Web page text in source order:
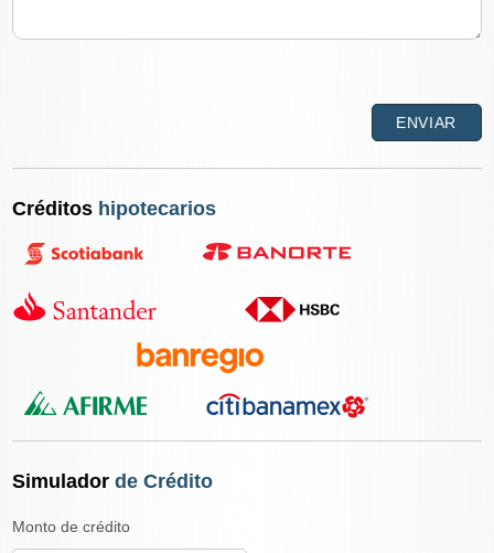
Créditos hipotecarios
Simulador de Crédito
Monto de crédito